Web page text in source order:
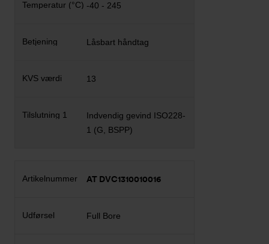
-40 - 245
Låsbart håndtag
13
Indvendig gevind ISO228-
1 (G, BSPP)
AT DVC1310010016
Full Bore